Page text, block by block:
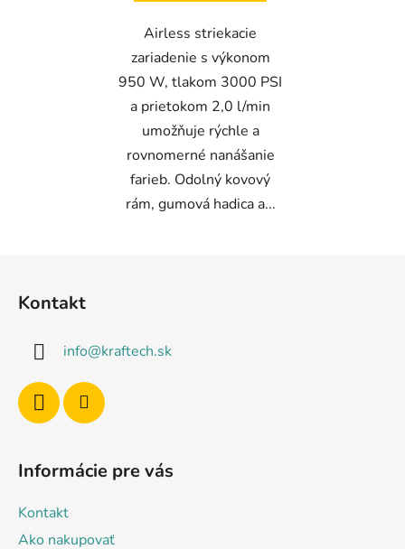
Airless striekacie
zariadenie s výkonom
950 W, tlakom 3000 PSI
a prietokom 2,0 l/min
umožňuje rýchle a
rovnomerné nanášanie
farieb. Odolný kovový
rám, gumová hadica a...
Kontakt
info@kraftech.sk
Informácie pre vás
Kontakt
Ako nakupovať